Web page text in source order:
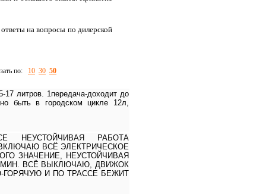
ответы на вопросы по дилерской
по: 10 30 50
17 литров. 1передача-доходит до
быть в городском цикле 12л,
НЕУСТОЙЧИВАЯ РАБОТА
ВСЁ ЭЛЕКТРИЧЕСКОЕ
ЗНАЧЕНИЕ, НЕУСТОЙЧИВАЯ
МИН. ВСЁ ВЫКЛЮЧАЮ, ДВИЖОК
И ПО ТРАССЕ БЕЖИТ